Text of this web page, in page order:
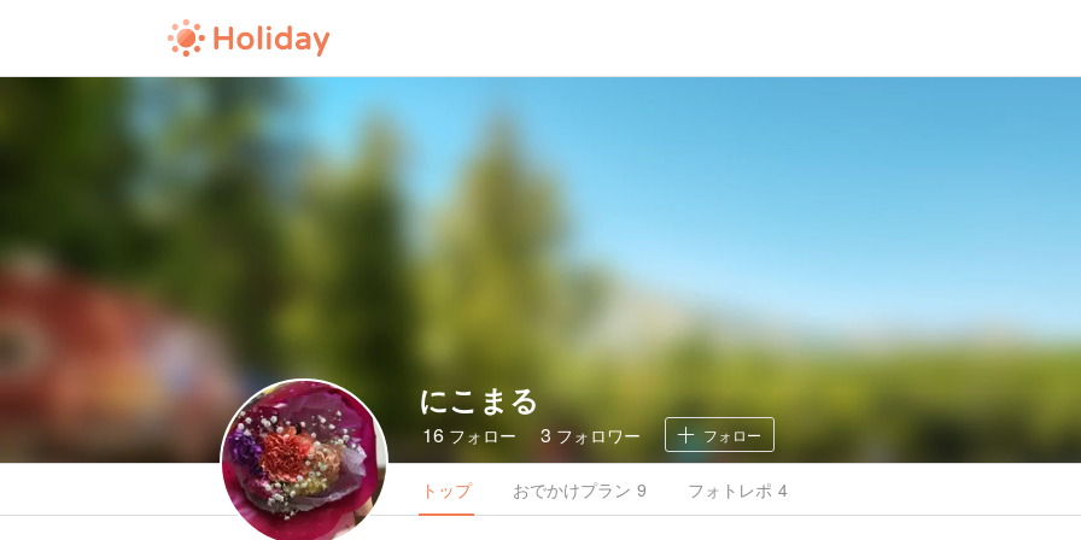
にこまる
16 フォロー 3 フォロワー フォロー
トップ おでかけプラン 9 フォトレポ 4